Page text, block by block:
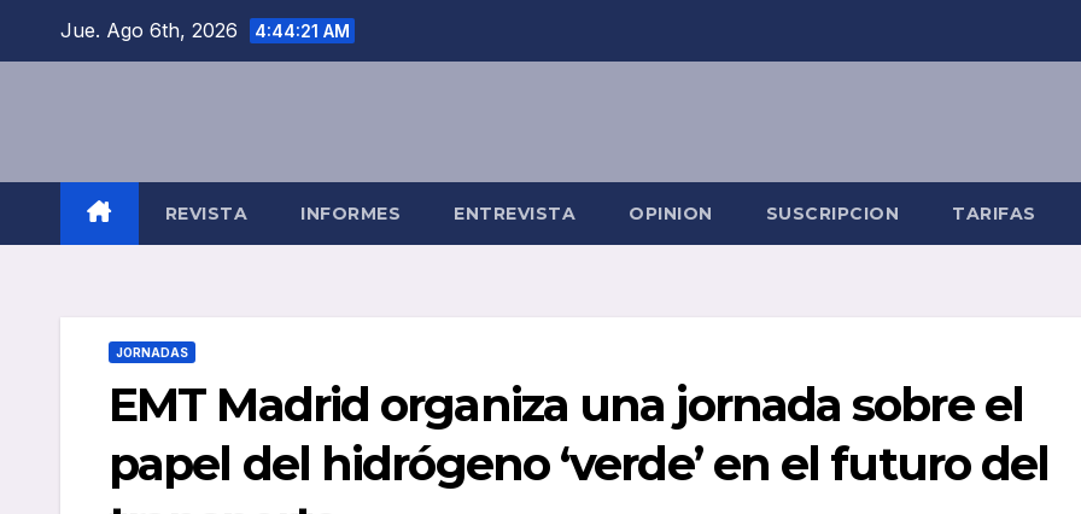
Jue. Ago 6th, 2026 4:44:22 AM
REVISTA INFORMES ENTREVISTA OPINION SUSCRIPCION TARIFAS
JORNADAS
EMT Madrid organiza una jornada sobre el
papel del hidrógeno ‘verde’ en el futuro del